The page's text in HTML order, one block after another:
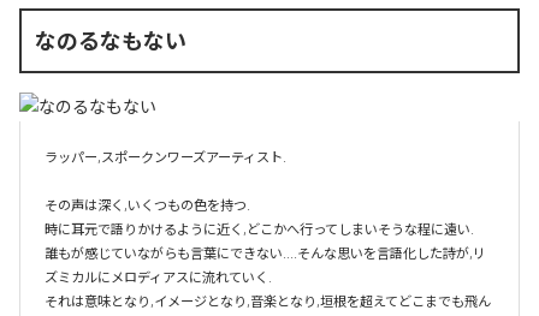
なのるなもない
ラッパー,スポークンワーズアーティスト.
その声は深く,いくつもの色を持つ.
時に耳元で語りかけるように近く,どこかへ行ってしまいそうな程に遠い.
誰もが感じていながらも言葉にできない....そんな思いを言語化した詩が,リ
ズミカルにメロディアスに流れていく.
それは意味となり,イメージとなり,音楽となり,垣根を超えてどこまでも飛ん